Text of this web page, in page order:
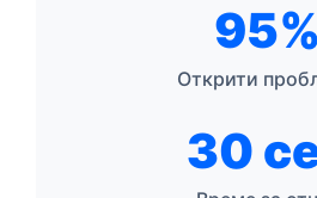
95%
Открити
30